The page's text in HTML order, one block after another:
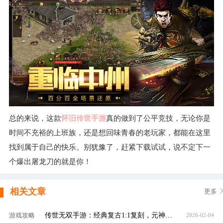
总的来说，这款怀旧传世手游真的做到了公平竞技，无论你是
时间不充裕的上班族，还是想回味青春的老玩家，都能在这里
找到属于自己的快乐。别犹豫了，赶紧下载试试，说不定下一
个爆出屠龙刀的就是你！
相关文章 更多
游戏攻略 2026-02-04